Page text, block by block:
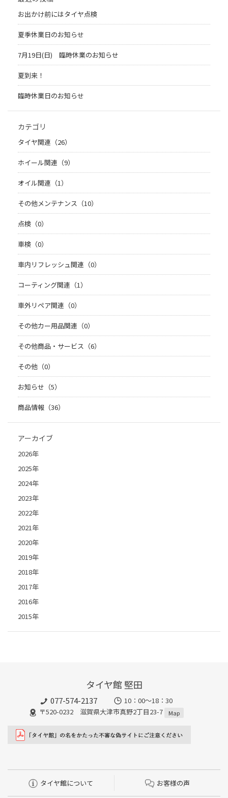
お出かけ前にはタイヤ点検
夏季休業日のお知らせ
7月19日(日) 臨時休業のお知らせ
夏到来！
臨時休業日のお知らせ
カテゴリ
タイヤ関連（26）
ホイール関連（9）
オイル関連（1）
その他メンテナンス（10）
点検（0）
車検（0）
車内リフレッシュ関連（0）
コーティング関連（1）
車外リペア関連（0）
その他カー用品関連（0）
その他商品・サービス（6）
その他（0）
お知らせ（5）
商品情報（36）
アーカイブ
2026年
2025年
2024年
2023年
2022年
2021年
2020年
2019年
2018年
2017年
2016年
2015年
タイヤ館 堅田
077-574-2137
10：00～18：30
〒520-0232 滋賀県大津市真野2丁目23-7
Map
タイヤ館について お客様の声